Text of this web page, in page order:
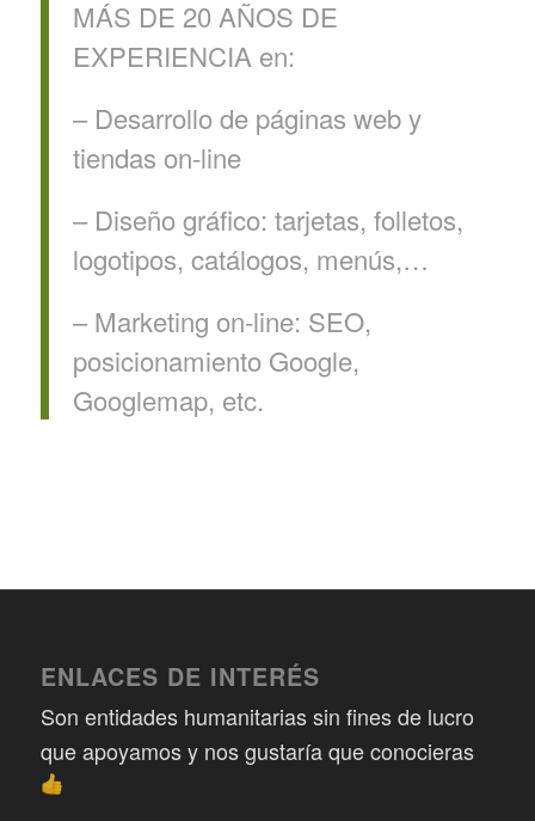
MÁS DE 20 AÑOS DE
EXPERIENCIA en:
– Desarrollo de páginas web y
tiendas on-line
– Diseño gráfico: tarjetas, folletos,
logotipos, catálogos, menús,…
– Marketing on-line: SEO,
posicionamiento Google,
Googlemap, etc.
ENLACES DE INTERÉS
Son entidades humanitarias sin fines de lucro
que apoyamos y nos gustaría que conocieras